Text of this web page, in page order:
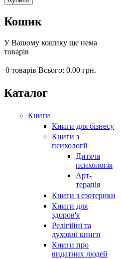
Кошик
У Вашому кошику ще нема
товарів
0 товарів Всього: 0.00 грн.
Каталог
Книги
Книги для бізнесу
Книги з
психології
Дитяча
психологія
Арт-
терапія
Книги з езотерики
Книги для
здоров'я
Релігійні та
духовні книги
Книги про
видатних людей